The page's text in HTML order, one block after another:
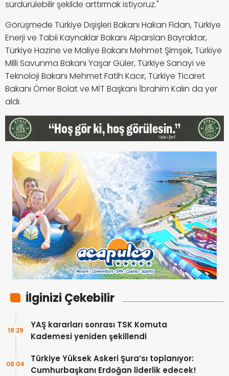
sürdürülebilir şekilde arttırmak istiyoruz."
Görüşmede Türkiye Dışişleri Bakanı Hakan Fidan, Türkiye
Enerji ve Tabii Kaynaklar Bakanı Alparslan Bayraktar,
Türkiye Hazine ve Maliye Bakanı Mehmet Şimşek, Türkiye
Milli Savunma Bakanı Yaşar Güler, Türkiye Sanayi ve
Teknoloji Bakanı Mehmet Fatih Kacır, Türkiye Ticaret
Bakanı Ömer Bolat ve MİT Başkanı İbrahim Kalın da yer
aldı.
İlginizi Çekebilir
YAŞ kararları sonrası TSK Komuta
Kademesi yeniden şekillendi
18:29
Türkiye Yüksek Askeri Şura’sı toplanıyor:
Cumhurbaşkanı Erdoğan liderlik edecek!
08:04